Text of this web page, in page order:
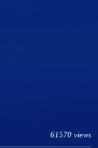
61570 views